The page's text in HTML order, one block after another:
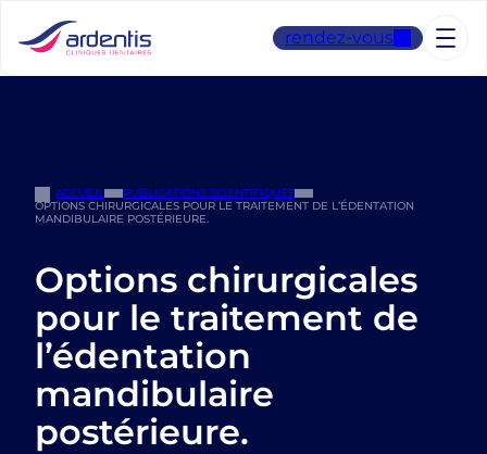
contenu
rendez-vous
ACCUEIL
PUBLICATIONS SCIENTIFIQUES
OPTIONS CHIRURGICALES POUR LE TRAITEMENT DE L’ÉDENTATION
MANDIBULAIRE POSTÉRIEURE.
Options chirurgicales
pour le traitement de
l’édentation
mandibulaire
postérieure.